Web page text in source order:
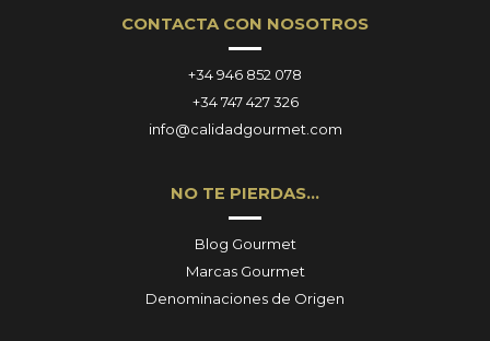
CONTACTA CON NOSOTROS
+34 946 852 078
+34 747 427 326
info@calidadgourmet.com
NO TE PIERDAS…
Blog Gourmet
Marcas Gourmet
Denominaciones de Origen